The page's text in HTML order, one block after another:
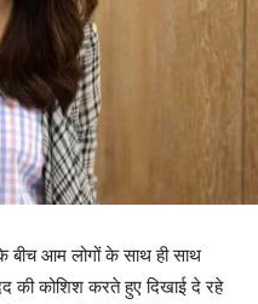
बीच आम लोगों के साथ ही साथ
की कोशिश करते हुए दिखाई दे रहे